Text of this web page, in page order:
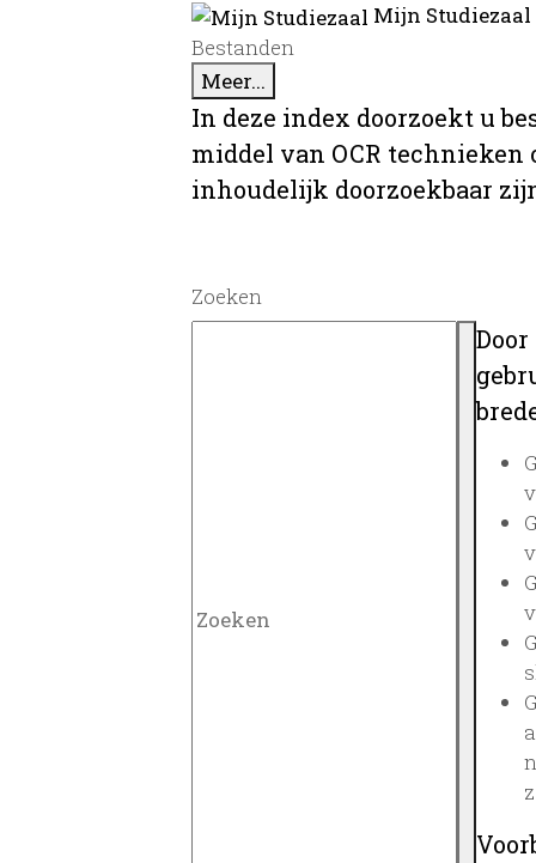
Mijn
Bestanden
Meer...
In deze index doorzoekt u
middel van OCR
inhoudelijk doorzoekbaar
Zoeken